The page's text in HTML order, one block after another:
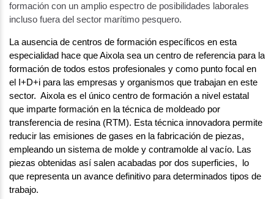
formación con un amplio espectro de posibilidades laborales
incluso fuera del sector marítimo pesquero.
La ausencia de centros de formación específicos en esta
especialidad hace que Aixola sea un centro de referencia para la
formación de todos estos profesionales y como punto focal en
el I+D+i para las empresas y organismos que trabajan en este
sector. Aixola es el único centro de formación a nivel estatal
que imparte formación en la técnica de moldeado por
transferencia de resina (RTM). Esta técnica innovadora permite
reducir las emisiones de gases en la fabricación de piezas,
empleando un sistema de molde y contramolde al vacío. Las
piezas obtenidas así salen acabadas por dos superficies, lo
que representa un avance definitivo para determinados tipos de
trabajo.